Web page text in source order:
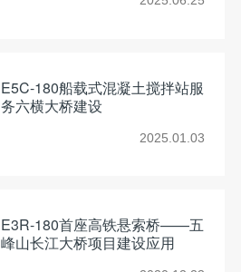
E5C-180船载式混凝土搅拌站服
务六横大桥建设
2025.01.03
E3R-180首座高铁悬索桥——五
峰山长江大桥项目建设应用